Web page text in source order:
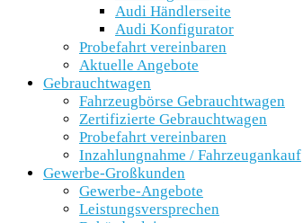
Audi Händlerseite
Audi Konfigurator
Probefahrt vereinbaren
Aktuelle Angebote
Gebrauchtwagen
Fahrzeugbörse Gebrauchtwagen
Zertifizierte Gebrauchtwagen
Probefahrt vereinbaren
Inzahlungnahme / Fahrzeugankauf
Gewerbe-Großkunden
Gewerbe-Angebote
Leistungsversprechen